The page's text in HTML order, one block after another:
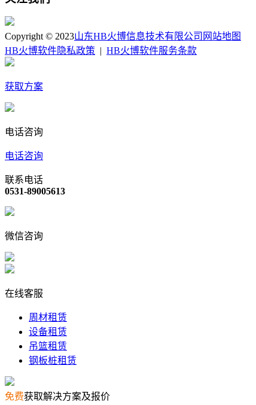
Copyright © 2023山东HB火博信息技术有限公司 网站地图
HB火博软件隐私政策
HB火博软件服务条款
获取方案
电话咨询
电话咨询
联系电话
0531-89005613
微信咨询
在线客服
周材租赁
设备租赁
吊篮租赁
钢板桩租赁
免费获取解决方案及报价